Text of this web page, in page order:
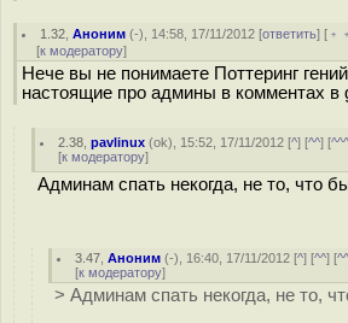
1.32 ,Аноним (-), 14:58, 17/11/2012 [ответить] [
[к модератору]
Нече вы не понимаете Поттеринг
настоящие про админы в комментах в
2.38 ,pavlinux (ok), 15:52, 17/11/2012 [^] [^^] [
[к модератору]
Админам спать некогда, не то, что
3.47 ,Аноним (-), 16:40, 17/11/2012 [^] [^^] [
[к модератору]
> Админам спать некогда, не то,